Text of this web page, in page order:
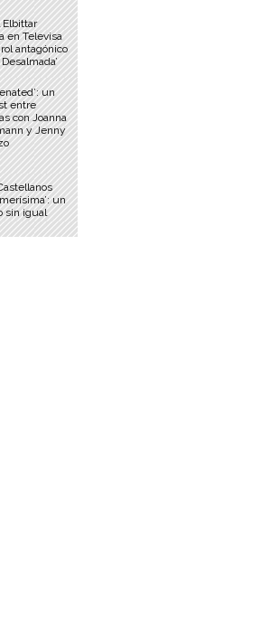
Elbittar
en Televisa
antagónico
un
entre
con Joanna
y Jenny
un
sin igual